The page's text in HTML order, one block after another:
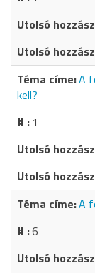
A
kell?
1
A
6